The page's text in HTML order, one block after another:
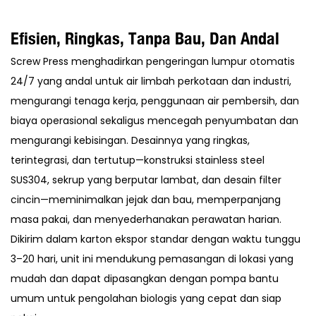
Efisien, Ringkas, Tanpa Bau, Dan Andal
Screw Press menghadirkan pengeringan lumpur otomatis
24/7 yang andal untuk air limbah perkotaan dan industri,
mengurangi tenaga kerja, penggunaan air pembersih, dan
biaya operasional sekaligus mencegah penyumbatan dan
mengurangi kebisingan. Desainnya yang ringkas,
terintegrasi, dan tertutup—konstruksi stainless steel
SUS304, sekrup yang berputar lambat, dan desain filter
cincin—meminimalkan jejak dan bau, memperpanjang
masa pakai, dan menyederhanakan perawatan harian.
Dikirim dalam karton ekspor standar dengan waktu tunggu
3–20 hari, unit ini mendukung pemasangan di lokasi yang
mudah dan dapat dipasangkan dengan pompa bantu
umum untuk pengolahan biologis yang cepat dan siap